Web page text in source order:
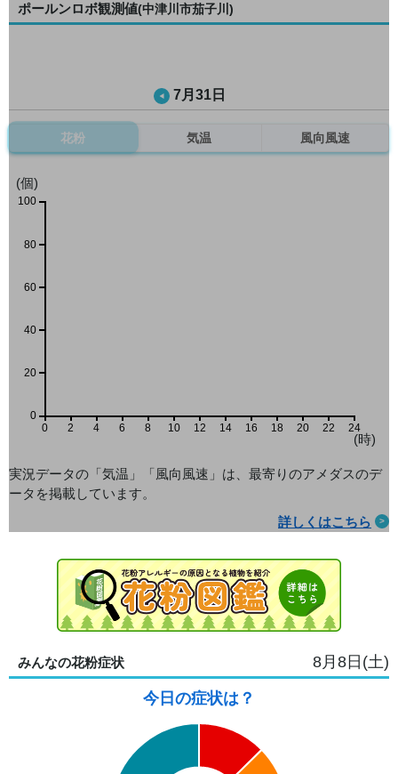
ポールンロボ観測値(中津川市茄子川)
7月31日
花粉 気温 風向風速
0 2 4 6 8 10 12 14 16 18 20 22 24
(個)
(時)
0
20
40
60
80
100
実況データの「気温」「風向風速」は、最寄りのアメダスのデ
ータを掲載しています。
詳しくはこちら
みんなの花粉症状 8月8日(土)
今日の症状は？